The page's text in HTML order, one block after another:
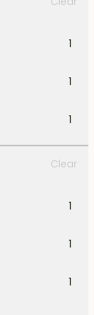
1
1
1
1
Clear
1
1
1